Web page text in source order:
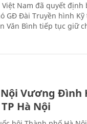
Nam đã quyết định
GĐ Đài Truyền hình Kỹ
Văn Bình tiếp tục giữ
Vương Đình
Hà Nội